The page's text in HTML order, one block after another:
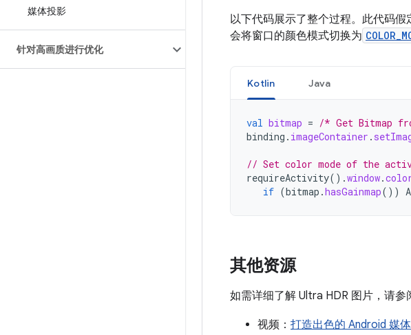
媒体投影
针对高画质进行优化
以下代码展示了整个过程。此代码
会将窗口的颜色模式切换为
Kotlin Java
val bitmap = /* Get Bitmap
binding . imageContainer .
// Set color mode of the
requireActivity().window.
if (bitmap .hasGainmap())
其他资源
如需详细了解 Ultra HDR 图片，请参
视频： 打造出色的 Android 媒